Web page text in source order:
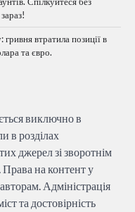
втратила позиції в
та євро.
виключно в
в розділах
джерел зі зворотнім
на контент у
Адміністрація
та достовірність